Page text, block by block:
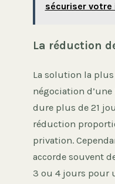
sécuriser
La réduction
La solution la
négociation d’une
dure plus de 21
réduction
privation.
accorde souvent
3 ou 4 jours pour